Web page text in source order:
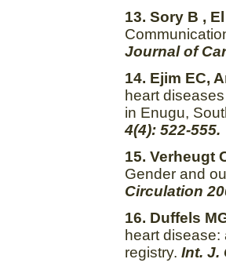
13. Sory B ,
Journal of
14. Ejim EC,
heart
in Enugu,
4(4): 522-555.
15. Verheugt
Gender and
Circulation
16. Duffels
heart
registry. Int. J.